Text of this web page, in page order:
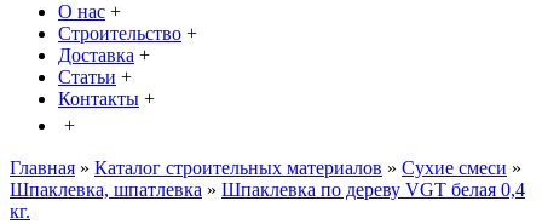
О нас +
Строительство +
Доставка +
Статьи +
Контакты +
+
Главная » Каталог строительных материалов » Сухие смеси »
Шпаклевка, шпатлевка » Шпаклевка по дереву VGT белая 0,4
кг.